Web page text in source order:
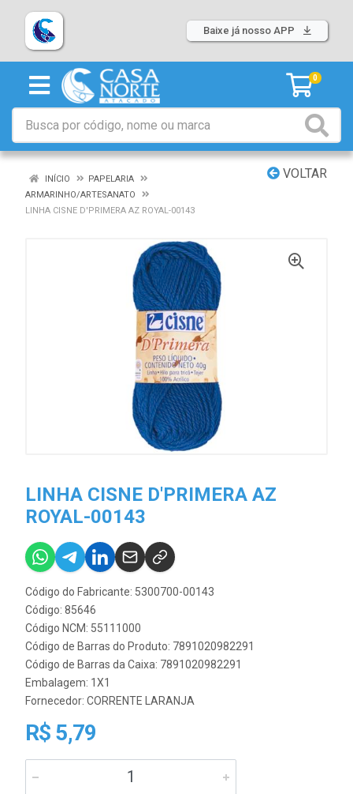
Baixe já nosso APP
0
VOLTAR
INÍCIO
PAPELARIA
ARMARINHO/ARTESANATO
LINHA CISNE D'PRIMERA AZ ROYAL-00143
LINHA CISNE D'PRIMERA AZ
ROYAL-00143
Código do Fabricante: 5300700-00143
Código: 85646
Código NCM: 55111000
Código de Barras do Produto: 7891020982291
Código de Barras da Caixa: 7891020982291
Embalagem: 1X1
Fornecedor: CORRENTE LARANJA
R$ 5,79